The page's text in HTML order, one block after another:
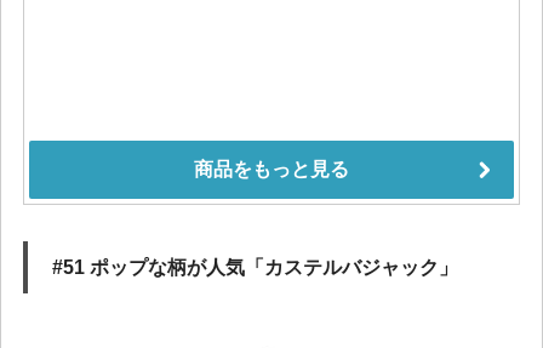
#51 ポップな柄が人気「カステルバジャック」